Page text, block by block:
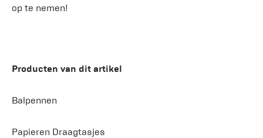
op te nemen!
Producten van dit artikel
Balpennen
Papieren Draagtasjes